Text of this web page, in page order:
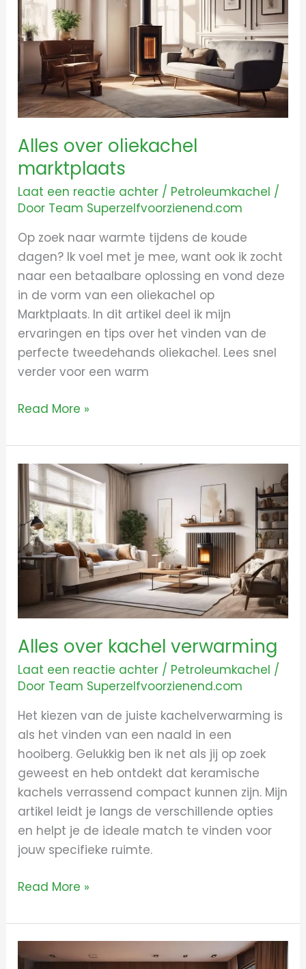
Alles over oliekachel
marktplaats
Laat een reactie achter / Petroleumkachel /
Door Team Superzelfvoorzienend.com
Op zoek naar warmte tijdens de koude
dagen? Ik voel met je mee, want ook ik zocht
naar een betaalbare oplossing en vond deze
in de vorm van een oliekachel op
Marktplaats. In dit artikel deel ik mijn
ervaringen en tips over het vinden van de
perfecte tweedehands oliekachel. Lees snel
verder voor een warm
oliekachel
marktplaats
Read More »
Alles over kachel verwarming
Laat een reactie achter / Petroleumkachel /
Door Team Superzelfvoorzienend.com
Het kiezen van de juiste kachelverwarming is
als het vinden van een naald in een
hooiberg. Gelukkig ben ik net als jij op zoek
geweest en heb ontdekt dat keramische
kachels verrassend compact kunnen zijn. Mijn
artikel leidt je langs de verschillende opties
en helpt je de ideale match te vinden voor
jouw specifieke ruimte.
Alles
over
kachel
verwarming
Read More »